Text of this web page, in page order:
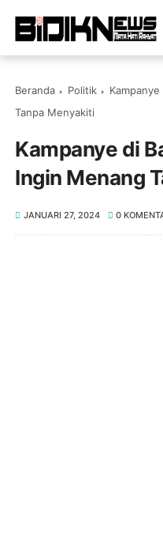
Beranda Politik
Tanpa Menyakiti
Kampanye di
Ingin Menang
JANUARI 27, 2024 0